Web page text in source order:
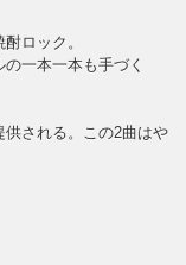
ロック。
一本一本も手づく
される。この2曲はや